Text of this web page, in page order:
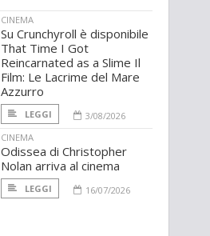
CINEMA
Su Crunchyroll è disponibile
That Time I Got
Reincarnated as a Slime Il
Film: Le Lacrime del Mare
Azzurro
LEGGI
3/08/2026
CINEMA
Odissea di Christopher
Nolan arriva al cinema
LEGGI 16/07/2026